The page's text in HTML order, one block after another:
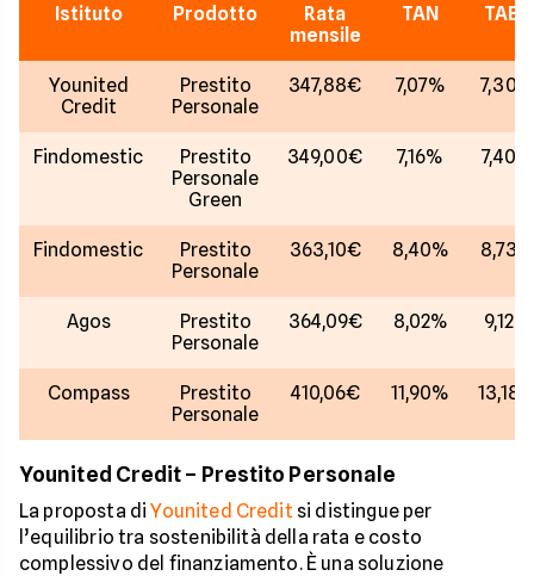
Istituto Prodotto
Rata
mensile
TAN TAEG
Younited
Credit
Prestito
Personale
347,88€ 7,07% 7,30%
Findomestic
Prestito
Personale
Green
349,00€ 7,16% 7,40%
Findomestic
Prestito
Personale
363,10€ 8,40% 8,73%
Agos
Prestito
Personale
364,09€ 8,02% 9,12%
Compass
Prestito
Personale
410,06€ 11,90%
Younited Credit – Prestito Personale
La proposta diYounited Credit si distingue per
l’equilibrio tra sostenibilità della rata e costo
complessivo del finanziamento. È una soluzione